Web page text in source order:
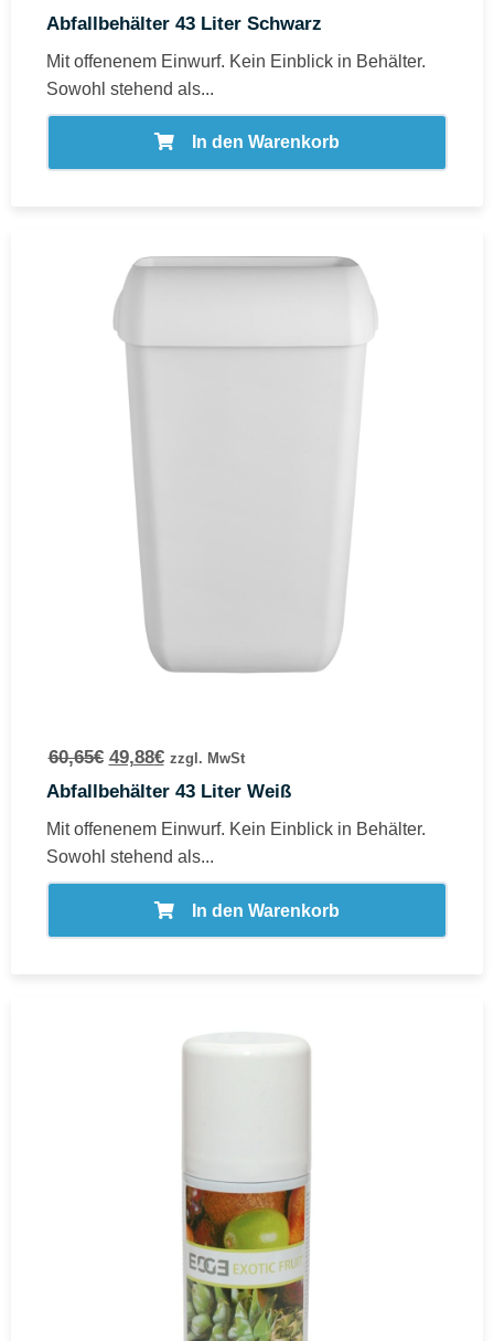
Abfallbehälter 43 Liter Schwarz
Mit offenenem Einwurf. Kein Einblick in Behälter.
Sowohl stehend als...
In den Warenkorb
60,65€ 49,88€ zzgl. MwSt
Abfallbehälter 43 Liter Weiß
Mit offenenem Einwurf. Kein Einblick in Behälter.
Sowohl stehend als...
In den Warenkorb